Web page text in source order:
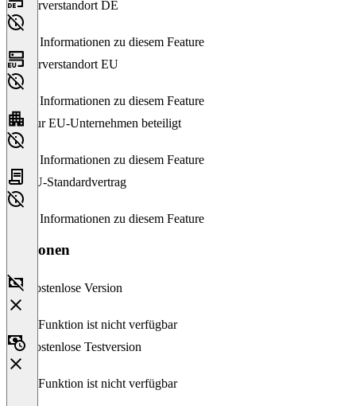
Serverstandort DE
Keine Informationen zu diesem Feature
Serverstandort EU
Keine Informationen zu diesem Feature
Nur EU-Unternehmen beteiligt
Keine Informationen zu diesem Feature
EU-Standardvertrag
Keine Informationen zu diesem Feature
Versionen
Kostenlose Version
Diese Funktion ist nicht verfügbar
Kostenlose Testversion
Diese Funktion ist nicht verfügbar